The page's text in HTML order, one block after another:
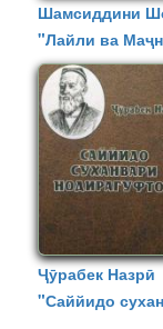
Шамсиддини Шоҳин
"Лайли ва
Ҷӯрабек Назрӣ
"Саййидо